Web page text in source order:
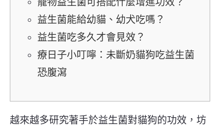
益生菌能給幼貓、幼犬吃嗎？
益生菌吃多久才會見效？
療日子小叮嚀：未斷奶貓狗吃益生菌
恐腹瀉
越來越多研究著手於益生菌對貓狗的功效，坊